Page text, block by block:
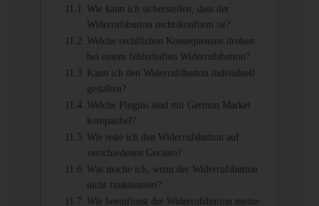
Wie kann ich sicherstellen, dass der
Widerrufsbutton rechtskonform ist?
Welche rechtlichen Konsequenzen drohen
bei einem fehlerhaften Widerrufsbutton?
Kann ich den Widerrufsbutton individuell
gestalten?
Welche Plugins sind mit German Market
kompatibel?
Wie teste ich den Widerrufsbutton auf
verschiedenen Geräten?
Was mache ich, wenn der Widerrufsbutton
nicht funktioniert?
Wie beeinflusst der Widerrufsbutton meine